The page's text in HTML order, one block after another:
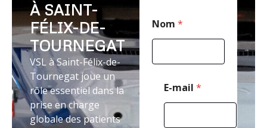
À SAINT-
FÉLIX-DE-
TOURNEGAT
VSL à Saint-Félix-de-
Tournegat joue un
rôle essentiel dans la
prise en charge
globale des patients
Nom *
E-mail *
N
m
*
C
o
d
e